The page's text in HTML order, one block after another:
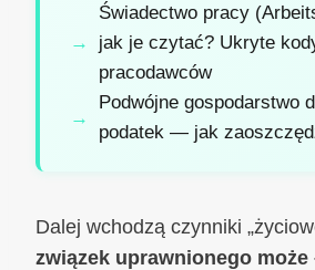
Świadectwo pracy
jak je czytać? Ukryte
pracodawców
Podwójne gospodarstwo
podatek — jak
Dalej wchodzą czynniki
związek uprawnionego może